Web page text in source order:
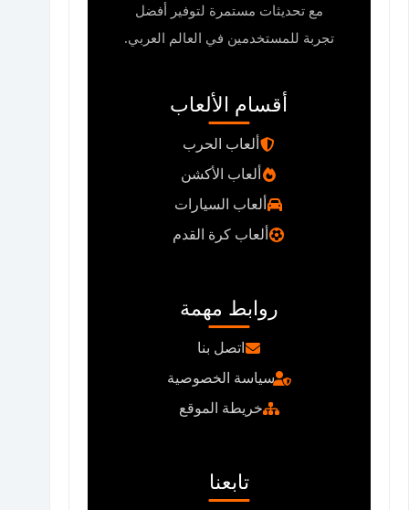
مع تحديثات مستمرة لتوفير أفضل
تجربة للمستخدمين في العالم العربي.
أقسام الألعاب
ألعاب الحرب
ألعاب الأكشن
ألعاب السيارات
ألعاب كرة القدم
روابط مهمة
اتصل بنا
سياسة الخصوصية
خريطة الموقع
تابعنا